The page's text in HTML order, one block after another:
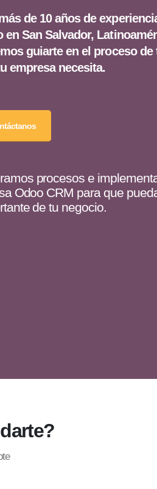
de 10 años de
en San Salvador,
guiarte en el proceso
empresa necesita.
procesos e
Odoo CRM para que
de tu negocio.